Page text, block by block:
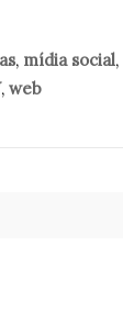
, mídia social,
, web